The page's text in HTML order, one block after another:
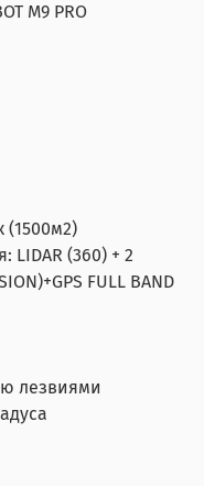
M9 PRO
(1500м2)
LIDAR (360) + 2
FULL BAND
лезвиями